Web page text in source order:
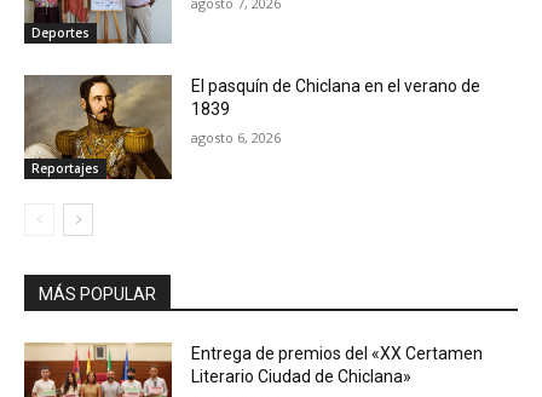
Deportes
Reportajes
El pasquín de Chiclana en el verano de
1839
agosto 6, 2026
MÁS POPULAR
Entrega de premios del «XX Certamen
Literario Ciudad de Chiclana»